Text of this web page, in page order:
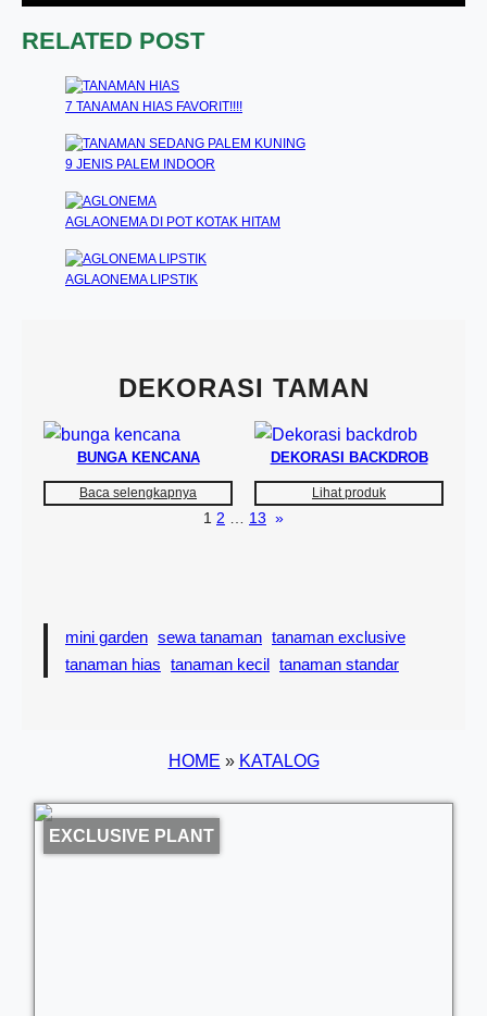
RELATED POST
7 TANAMAN HIAS FAVORIT!!!!
9 JENIS PALEM INDOOR
AGLAONEMA DI POT KOTAK HITAM
AGLAONEMA LIPSTIK
DEKORASI TAMAN
BUNGA KENCANA
Baca selengkapnya
DEKORASI BACKDROB
Lihat produk
1 2 … 13 »
mini garden sewa tanaman tanaman exclusive
tanaman hias
tanaman kecil tanaman standar
HOME » KATALOG
EXCLUSIVE PLANT